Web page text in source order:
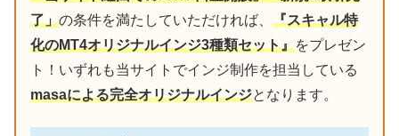
了」の条件を満たしていただければ、 『スキャル特
化のMT4オリジナルインジ3種類セット』をプレゼン
ト！いずれも当サイトでインジ制作を担当している
masaによる完全オリジナルインジとなります。